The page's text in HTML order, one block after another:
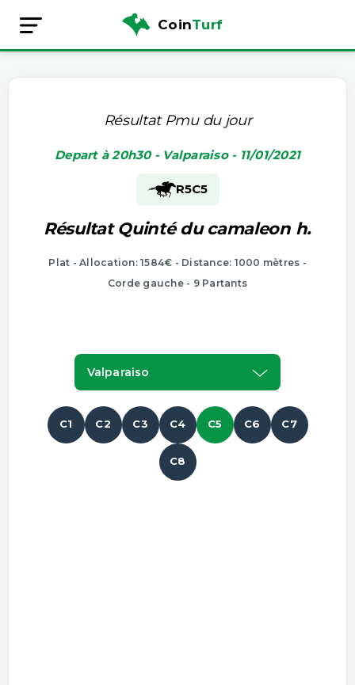
CoinTurf
Résultat Pmu du jour
Depart à 20h30 - Valparaiso - 11/01/2021
R5C5
Résultat Quinté du camaleon h.
Plat - Allocation: 1584€ - Distance: 1000 mètres -
Corde gauche - 9 Partants
Valparaiso
C1 C2 C3 C4 C5 C6 C7
C8